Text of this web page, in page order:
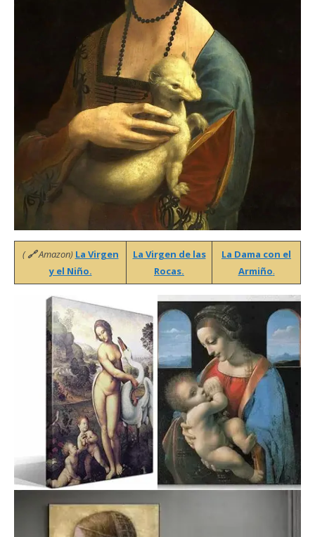
(🔗Amazon) La Virgen
y el Niño.
La Virgen de las
Rocas.
La Dama con el
Armiño.